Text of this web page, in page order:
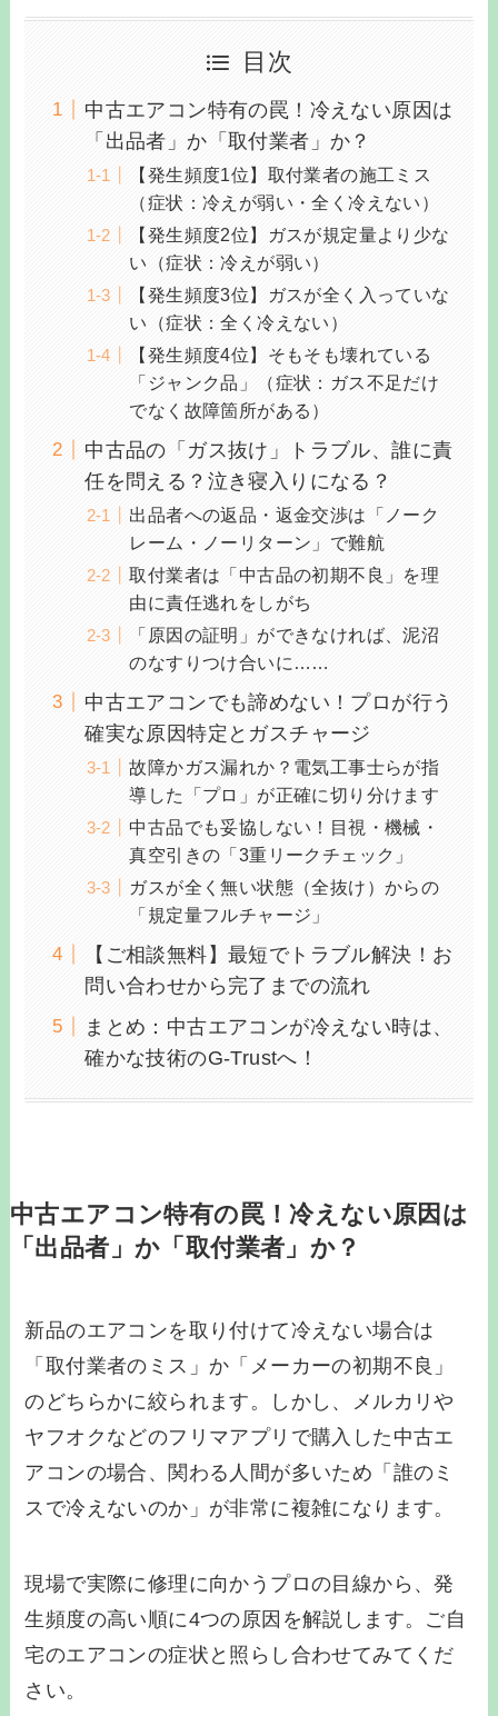
目次
中古エアコン特有の罠！冷えない原因は
「出品者」か「取付業者」か？
【発生頻度1位】取付業者の施工ミス
（症状：冷えが弱い・全く冷えない）
【発生頻度2位】ガスが規定量より少な
い（症状：冷えが弱い）
【発生頻度3位】ガスが全く入っていな
い（症状：全く冷えない）
【発生頻度4位】そもそも壊れている
「ジャンク品」（症状：ガス不足だけ
でなく故障箇所がある）
中古品の「ガス抜け」トラブル、誰に責
任を問える？泣き寝入りになる？
出品者への返品・返金交渉は「ノーク
レーム・ノーリターン」で難航
取付業者は「中古品の初期不良」を理
由に責任逃れをしがち
「原因の証明」ができなければ、泥沼
のなすりつけ合いに……
中古エアコンでも諦めない！プロが行う
確実な原因特定とガスチャージ
故障かガス漏れか？電気工事士らが指
導した「プロ」が正確に切り分けます
中古品でも妥協しない！目視・機械・
真空引きの「3重リークチェック」
ガスが全く無い状態（全抜け）からの
「規定量フルチャージ」
【ご相談無料】最短でトラブル解決！お
問い合わせから完了までの流れ
まとめ：中古エアコンが冷えない時は、
確かな技術のG-Trustへ！
中古エアコン特有の罠！冷えない原因は
「出品者」か「取付業者」か？
新品のエアコンを取り付けて冷えない場合は
「取付業者のミス」か「メーカーの初期不良」
のどちらかに絞られます。しかし、メルカリや
ヤフオクなどのフリマアプリで購入した中古エ
アコンの場合、関わる人間が多いため「誰のミ
スで冷えないのか」が非常に複雑になります。
現場で実際に修理に向かうプロの目線から、発
生頻度の高い順に4つの原因を解説します。ご自
宅のエアコンの症状と照らし合わせてみてくだ
さい。